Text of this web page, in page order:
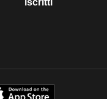
iscritti